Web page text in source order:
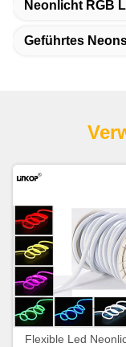
Neonlicht RGB
Geführtes
Flexible Led